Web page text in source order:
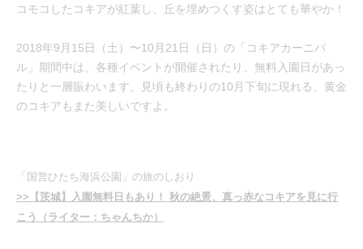
コモコしたコキアが紅葉し、丘を埋めつくす姿はとても華やか！
2018年9月15日（土）〜10月21日（日）の「コキアカーニバ
ル」期間中は、各種イベントが開催されたり、無料入園日があっ
たりと一層賑わいます。見頃も終わりの10月下旬に現れる、黄金
のコキアもまた美しいですよ。
「国営ひたち海浜公園」の旅のしおり
>>【茨城】入園無料日もあり！ 秋の絶景、真っ赤なコキアを見に行
こう（ライター：ちゃんちか）